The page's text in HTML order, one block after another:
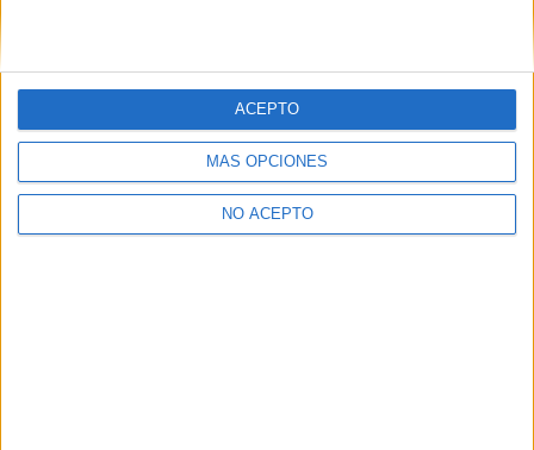
MÁS OPCIONES
NO ACEPTO
ACEPTO
[customer-area-payment-checkout /]
conócenos